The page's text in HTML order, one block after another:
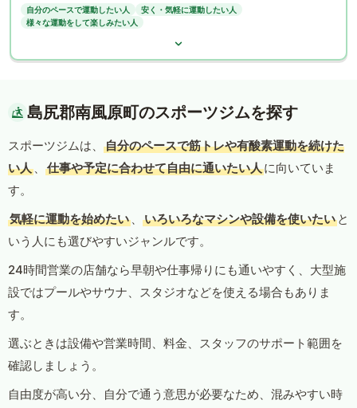
自分のペースで運動したい人
安く・気軽に運動したい人
様々な運動をして楽しみたい人
島尻郡南風原町のスポーツジムを探す
スポーツジムは、
自分のペースで筋トレや有酸素運動を続けた
い人 、 仕事や予定に合わせて自由に通いたい人に向いていま
す。
気軽に運動を始めたい 、 いろいろなマシンや設備を使いたい と
いう人にも選びやすいジャンルです。
24時間営業の店舗なら早朝や仕事帰りにも通いやすく、大型施
設ではプールやサウナ、スタジオなどを使える場合もありま
す。
選ぶときは設備や営業時間、料金、スタッフのサポート範囲を
確認しましょう。
自由度が高い分、自分で通う意思が必要なため、混みやすい時